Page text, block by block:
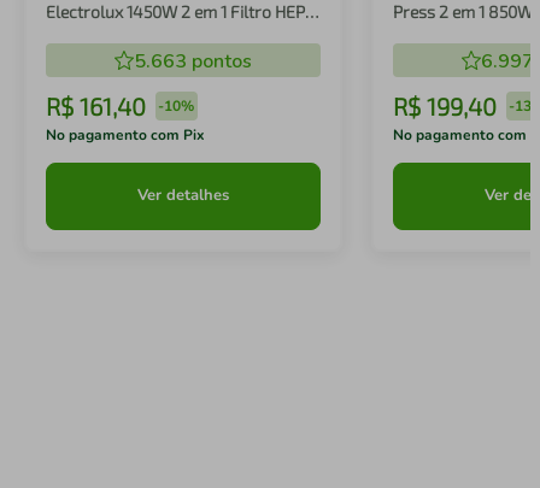
Electrolux 1450W 2 em 1 Filtro HEPA
5.663 pontos
R$ 161,40 -10%
No pagamento com Pix
Ver detalhes
Press 2 em 1 850W
6.997
R$ 199,40 -
No pagamento com
Ver